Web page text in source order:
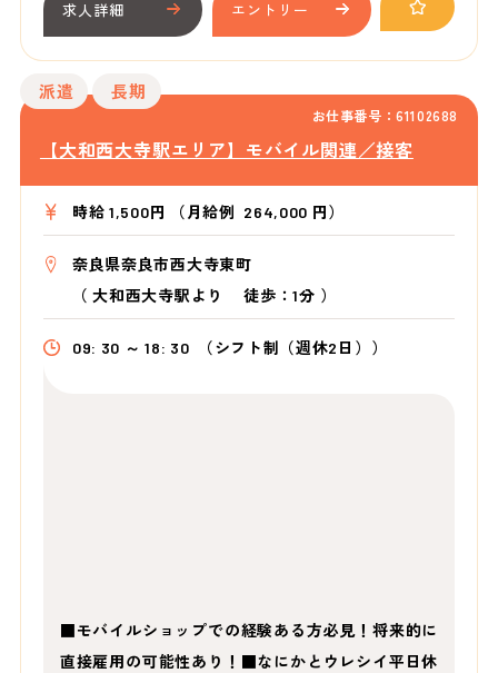
求人詳細 エントリー
お仕事番号：61102688
派遣 長期
【大和西大寺駅エリア】モバイル関連／接客
時給 1,500円 （月給例 264,000 円）
奈良県奈良市西大寺東町
（大和西大寺駅より徒歩：1分 ）
09: 30 ～ 18: 30 （シフト制（週休2日））
■モバイルショップでの経験ある方必見！将来的に
直接雇用の可能性あり！■なにかとウレシイ平日休